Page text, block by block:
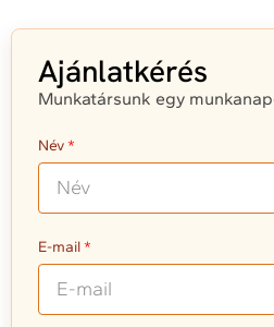
Ajánlatkérés
Munkatársunk egy
Név
E-mail